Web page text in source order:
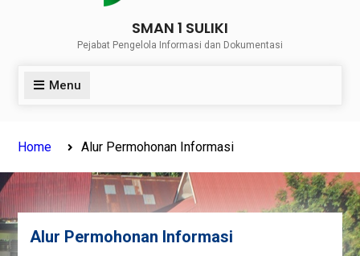
SMAN 1 SULIKI
Pejabat Pengelola Informasi dan Dokumentasi
Menu
Home Alur Permohonan Informasi
Alur Permohonan Informasi